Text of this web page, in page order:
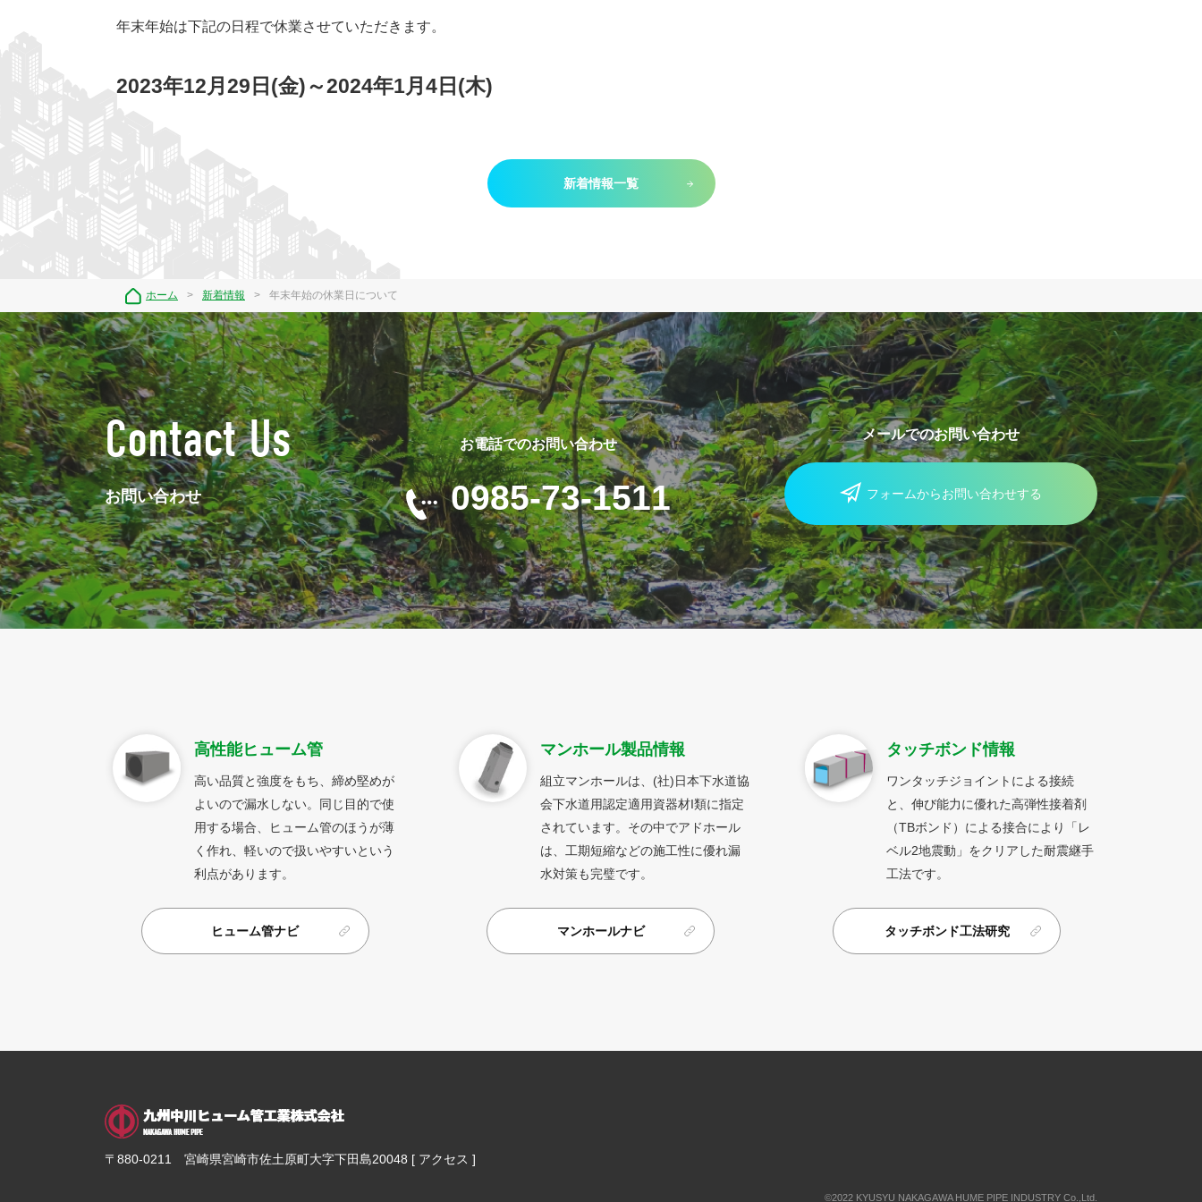
年末年始は下記の日程で休業させていただきます。
2023年12月29日(金)～2024年1月4日(木)
新着情報一覧
ホーム 新着情報 年末年始の休業日について
Contact Us
お問い合わせ
お電話でのお問い合わせ
0985-73-1511
メールでのお問い合わせ
フォームからお問い合わせする
高性能ヒューム管
高い品質と強度をもち、締め堅めが
よいので漏水しない。同じ目的で使
用する場合、ヒューム管のほうが薄
く作れ、軽いので扱いやすいという
利点があります。
ヒューム管ナビ
マンホール製品情報
組立マンホールは、(社)日本下水道協
会下水道用認定適用資器材I類に指定
されています。その中でアドホール
は、工期短縮などの施工性に優れ漏
水対策も完璧です。
マンホールナビ
タッチボンド情報
ワンタッチジョイントによる接続
と、伸び能力に優れた高弾性接着剤
（TBボンド）による接合により「レ
ベル2地震動」をクリアした耐震継手
工法です。
タッチボンド工法研究
〒880-0211 宮崎県宮崎市佐土原町大字下田島20048 [ アクセス ]
©2022 KYUSYU NAKAGAWA HUME PIPE INDUSTRY Co.,Ltd.